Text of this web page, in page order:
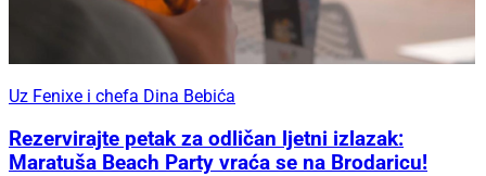
Uz Fenixe i chefa Dina Bebića
Rezervirajte petak za odličan ljetni izlazak:
Maratuša Beach Party vraća se na Brodaricu!